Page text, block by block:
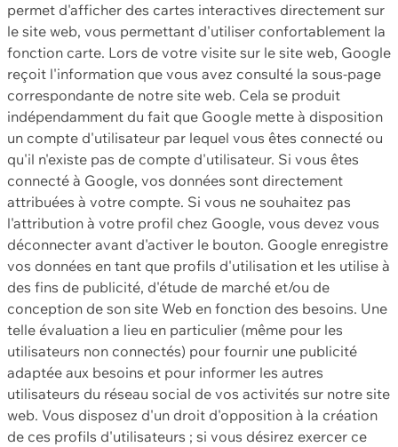
permet d'afficher des cartes interactives directement sur
le site web, vous permettant d'utiliser confortablement la
fonction carte. Lors de votre visite sur le site web, Google
reçoit l'information que vous avez consulté la sous-page
correspondante de notre site web. Cela se produit
indépendamment du fait que Google mette à disposition
un compte d'utilisateur par lequel vous êtes connecté ou
qu'il n'existe pas de compte d'utilisateur. Si vous êtes
connecté à Google, vos données sont directement
attribuées à votre compte. Si vous ne souhaitez pas
l'attribution à votre profil chez Google, vous devez vous
déconnecter avant d'activer le bouton. Google enregistre
vos données en tant que profils d'utilisation et les utilise à
des fins de publicité, d'étude de marché et/ou de
conception de son site Web en fonction des besoins. Une
telle évaluation a lieu en particulier (même pour les
utilisateurs non connectés) pour fournir une publicité
adaptée aux besoins et pour informer les autres
utilisateurs du réseau social de vos activités sur notre site
web. Vous disposez d'un droit d'opposition à la création
de ces profils d'utilisateurs ; si vous désirez exercer ce